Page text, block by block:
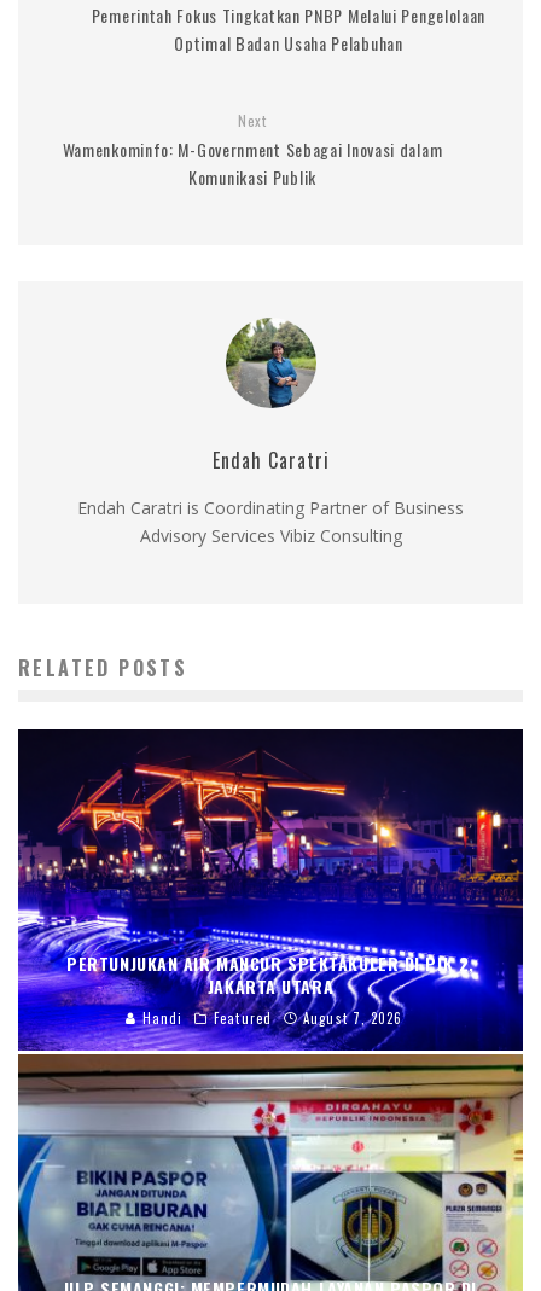
Pemerintah Fokus Tingkatkan PNBP Melalui Pengelolaan
Optimal Badan Usaha Pelabuhan
Next
Wamenkominfo: M-Government Sebagai Inovasi dalam
Komunikasi Publik
Endah Caratri
Endah Caratri is Coordinating Partner of Business
Advisory Services Vibiz Consulting
RELATED POSTS
PERTUNJUKAN AIR MANCUR SPEKTAKULER DI PIK 2,
JAKARTA UTARA
Handi Featured August 7, 2026